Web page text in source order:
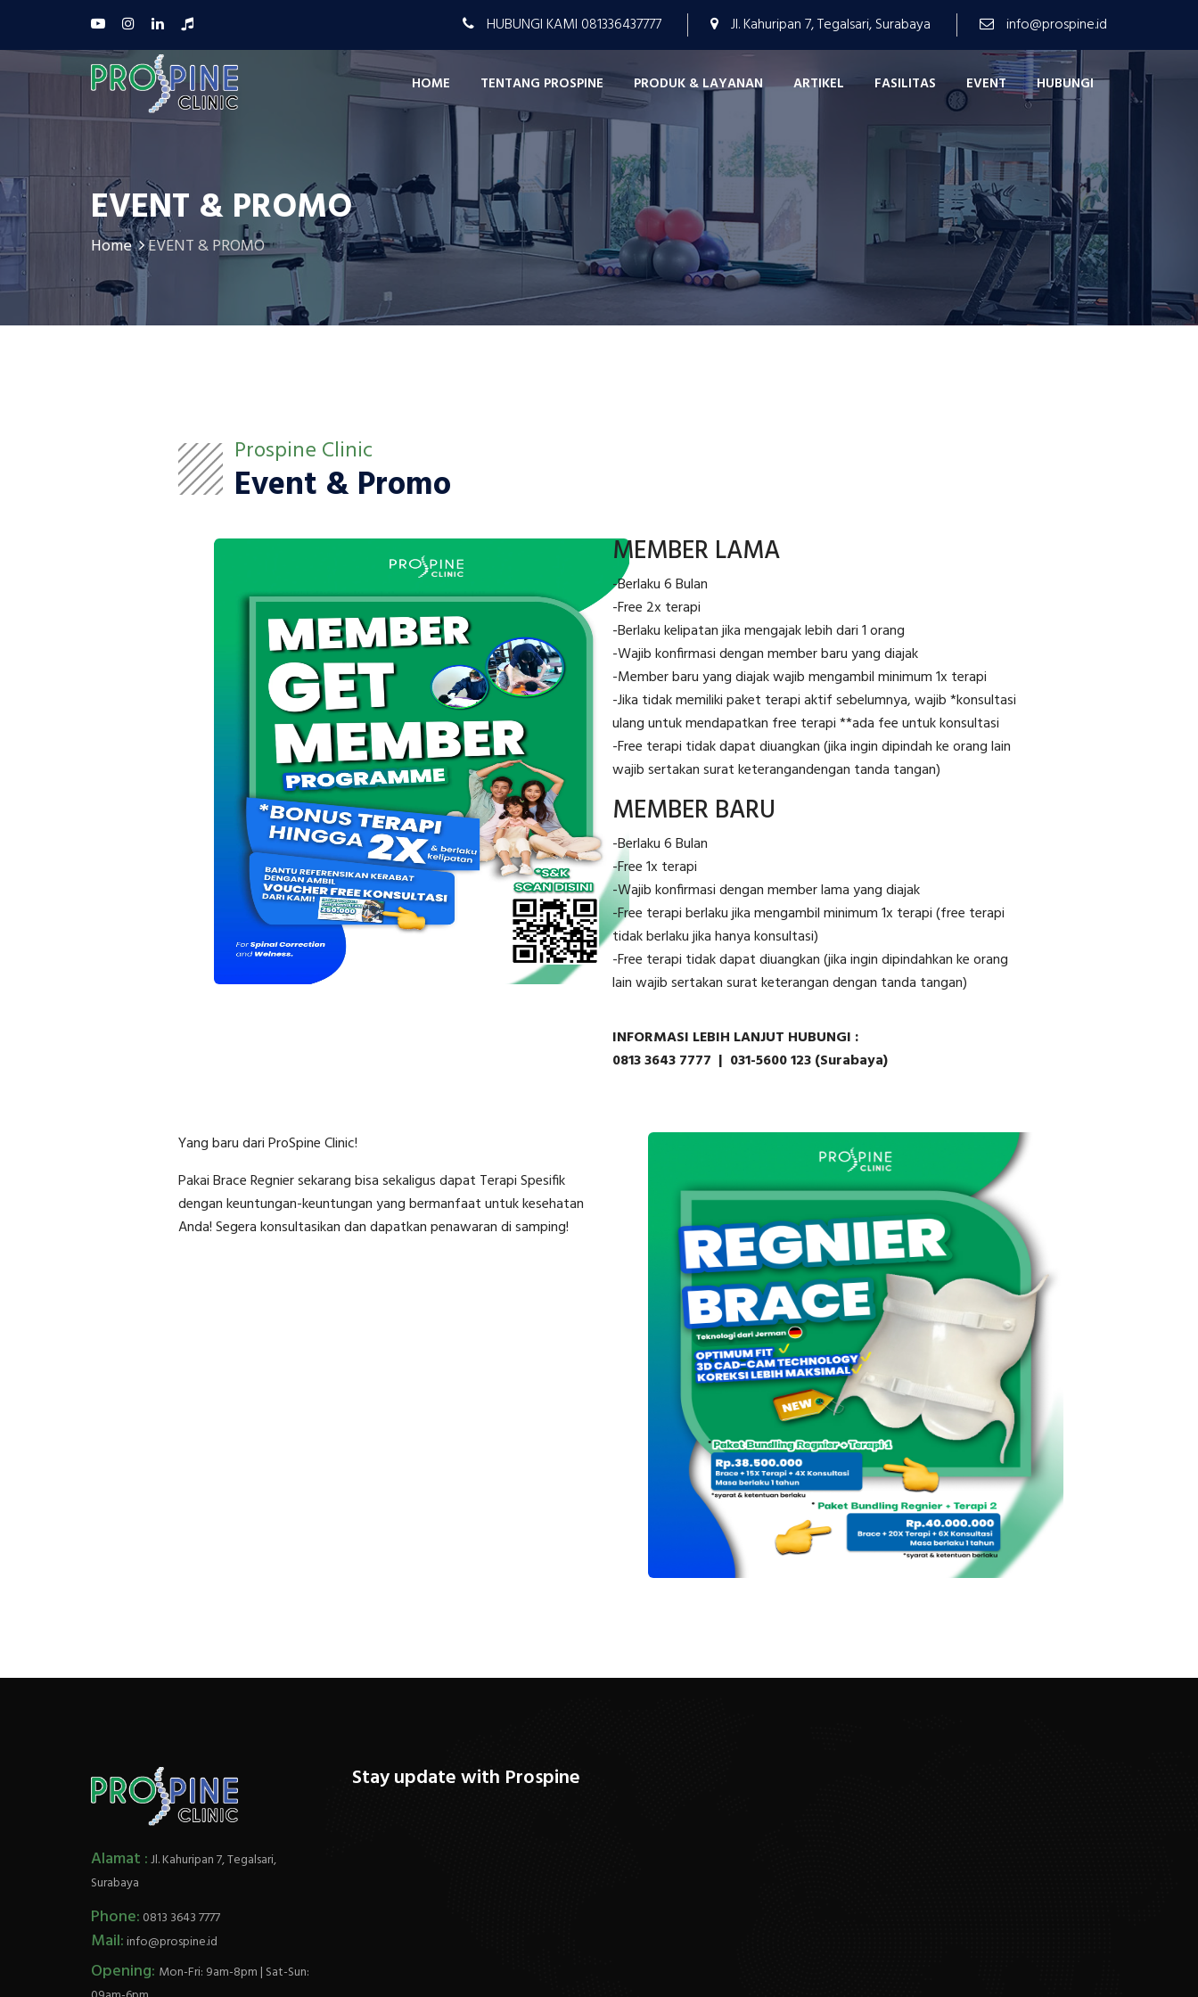
HUBUNGI KAMI 081336437777 Jl. Kahuripan 7, Tegalsari, Surabaya info@prospine.id
HOME TENTANG PROSPINE PRODUK & LAYANAN ARTIKEL FASILITAS EVENT HUBUNGI
EVENT & PROMO
Home EVENT & PROMO
Prospine Clinic
Event & Promo
MEMBER LAMA
-Berlaku 6 Bulan
-Free 2x terapi
-Berlaku kelipatan jika mengajak lebih dari 1 orang
-Wajib konfirmasi dengan member baru yang diajak
-Member baru yang diajak wajib mengambil minimum 1x terapi
-Jika tidak memiliki paket terapi aktif sebelumnya, wajib *konsultasi
ulang untuk mendapatkan free terapi **ada fee untuk konsultasi
-Free terapi tidak dapat diuangkan (jika ingin dipindah ke orang lain
wajib sertakan surat keterangandengan tanda tangan)
MEMBER BARU
-Berlaku 6 Bulan
-Free 1x terapi
-Wajib konfirmasi dengan member lama yang diajak
-Free terapi berlaku jika mengambil minimum 1x terapi (free terapi
tidak berlaku jika hanya konsultasi)
-Free terapi tidak dapat diuangkan (jika ingin dipindahkan ke orang
lain wajib sertakan surat keterangan dengan tanda tangan)
INFORMASI LEBIH LANJUT HUBUNGI :
0813 3643 7777 | 031-5600 123 (Surabaya)
Yang baru dari ProSpine Clinic!
Pakai Brace Regnier sekarang bisa sekaligus dapat Terapi Spesifik
dengan keuntungan-keuntungan yang bermanfaat untuk kesehatan
Anda! Segera konsultasikan dan dapatkan penawaran di samping!
Alamat :Jl. Kahuripan 7, Tegalsari,
Surabaya
Phone: 0813 3643 7777
Mail:info@prospine.id
Opening: Mon-Fri: 9am-8pm | Sat-Sun:
Stay update with Prospine